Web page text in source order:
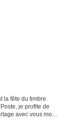
la fête du timbre.
je profite de
avec vous mon